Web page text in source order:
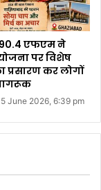
90.4 एफएम ने
पर विशेष
प्रसारण कर लोगों
June 2026, 6:39 pm